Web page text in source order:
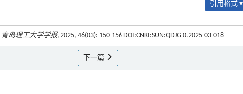
引用格式 ▾
青岛理工大学学报, 2025, 46(03): 150-156 DOI:CNKI:SUN:QDJG.0.2025-03-018
下一篇